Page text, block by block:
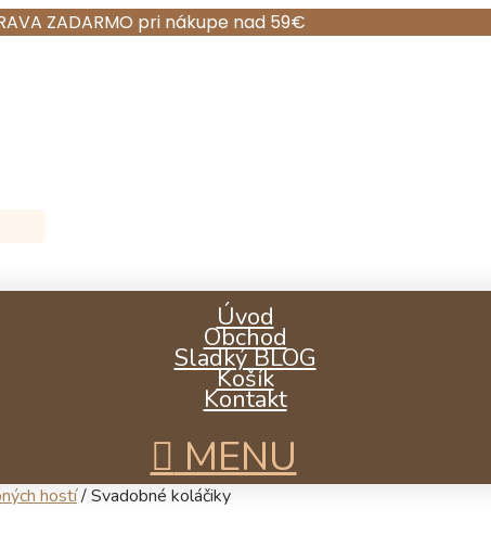
ZADARMO pri nákupe nad 59€
Úvod
Obchod
Sladký BLOG
Košík
Kontakt
MENU
hostí/Svadobné koláčiky